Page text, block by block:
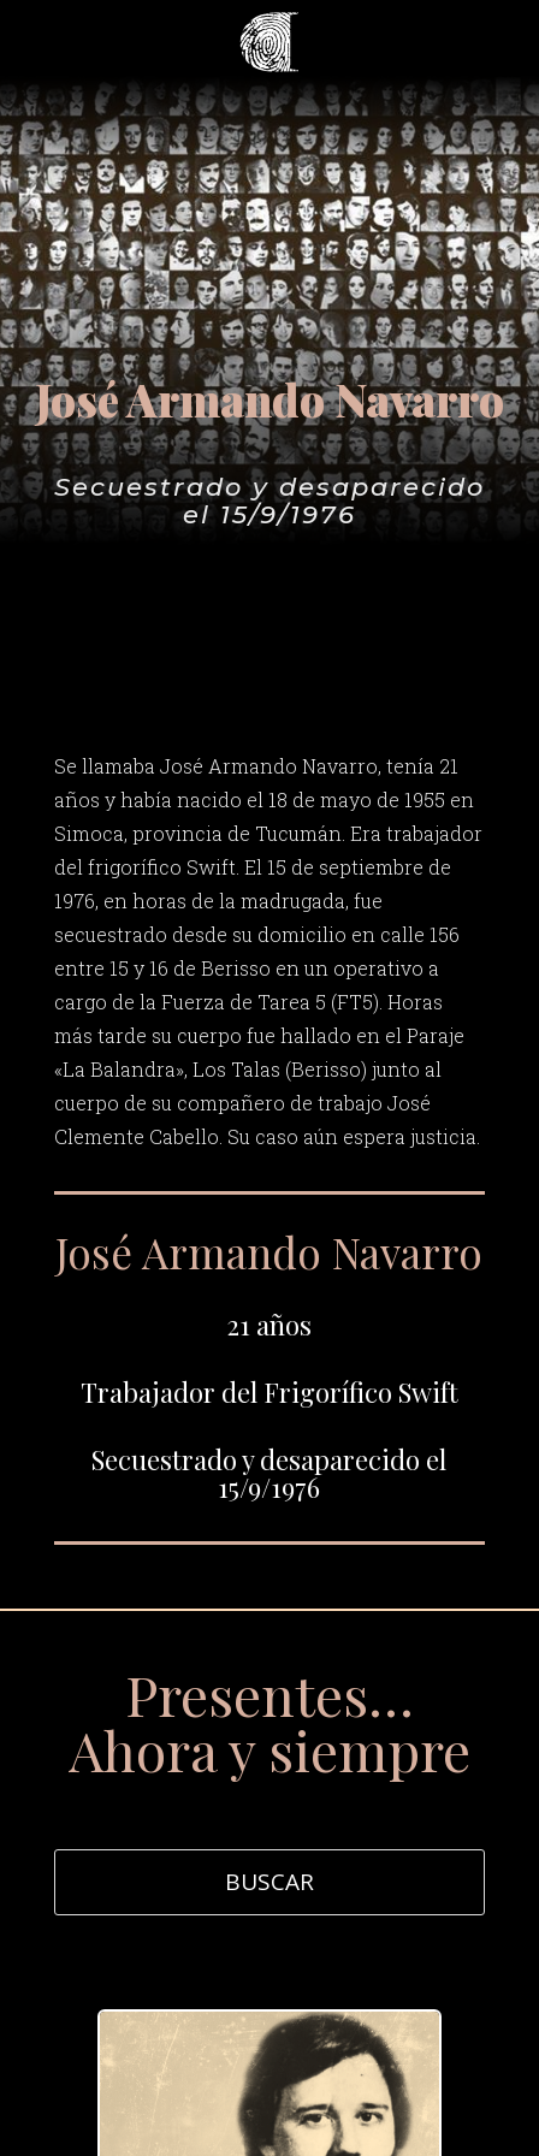
José Armando Navarro
Secuestrado y desaparecido
el 15/9/1976
Se llamaba José Armando Navarro, tenía 21
años y había nacido el 18 de mayo de 1955 en
Simoca, provincia de Tucumán. Era trabajador
del frigorífico Swift. El 15 de septiembre de
1976, en horas de la madrugada, fue
secuestrado desde su domicilio en calle 156
entre 15 y 16 de Berisso en un operativo a
cargo de la Fuerza de Tarea 5 (FT5). Horas
más tarde su cuerpo fue hallado en el Paraje
«La Balandra», Los Talas (Berisso) junto al
cuerpo de su compañero de trabajo José
Clemente Cabello. Su caso aún espera justicia.
José Armando Navarro
21 años
Trabajador del Frigorífico Swift
Secuestrado y desaparecido el
15/9/1976
Presentes…
Ahora y siempre